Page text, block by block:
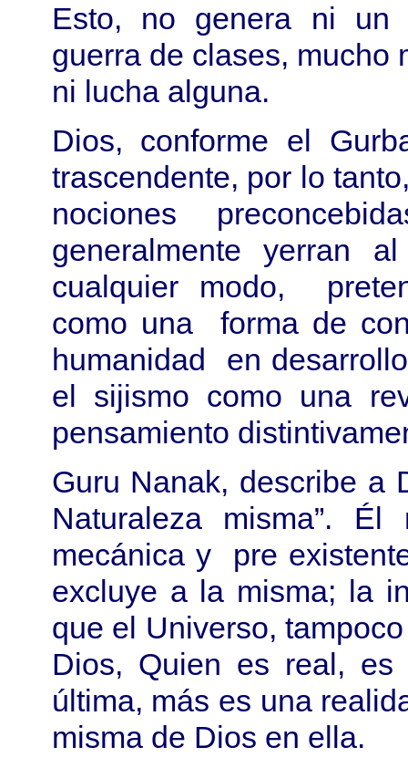
Esto, no genera ni un
guerra de clases, mucho
ni lucha alguna.
Dios, conforme el
trascendente, por lo
nociones
generalmente yerran al
cualquier modo,
como una forma de
humanidad en
el sijismo como una
pensamiento
Guru Nanak, describe a
Naturaleza misma”.
mecánica y pre
excluye a la misma; la
que el Universo,
Dios, Quien es real,
última, más es una
misma de Dios en ella.